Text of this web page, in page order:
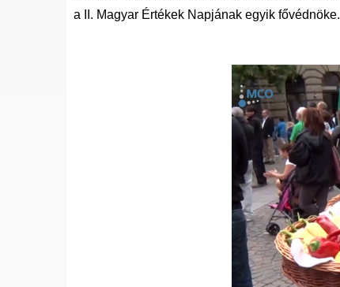
a II. Magyar Értékek Napjának egyik fővédnöke.